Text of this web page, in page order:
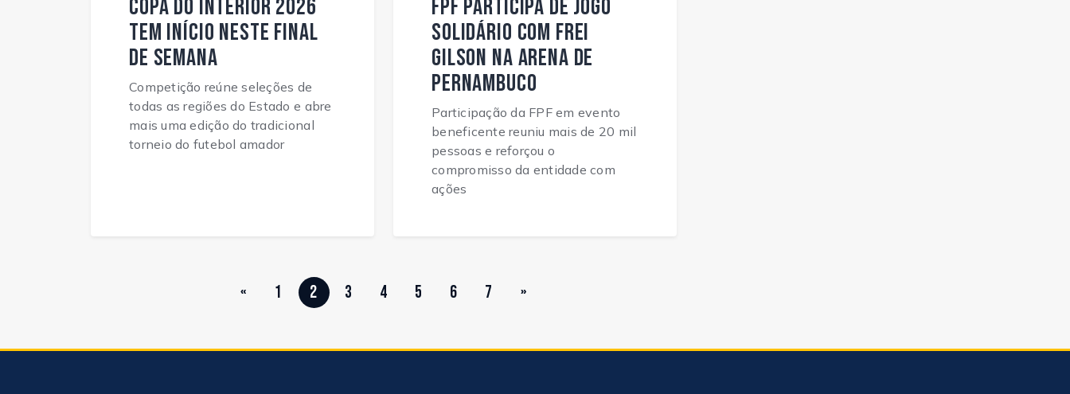
Copa do Interior 2026
tem início neste final
de semana
Competição reúne seleções de
todas as regiões do Estado e abre
mais uma edição do tradicional
torneio do futebol amador
FPF participa de jogo
solidário com Frei
Gilson na Arena de
Pernambuco
Participação da FPF em evento
beneficente reuniu mais de 20 mil
pessoas e reforçou o
compromisso da entidade com
ações
« 1 2 3 4 5 6 7 »